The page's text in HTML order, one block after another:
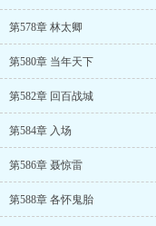
第578章 林太卿
第580章 当年天下
第582章 回百战城
第584章 入场
第586章 聂惊雷
第588章 各怀鬼胎